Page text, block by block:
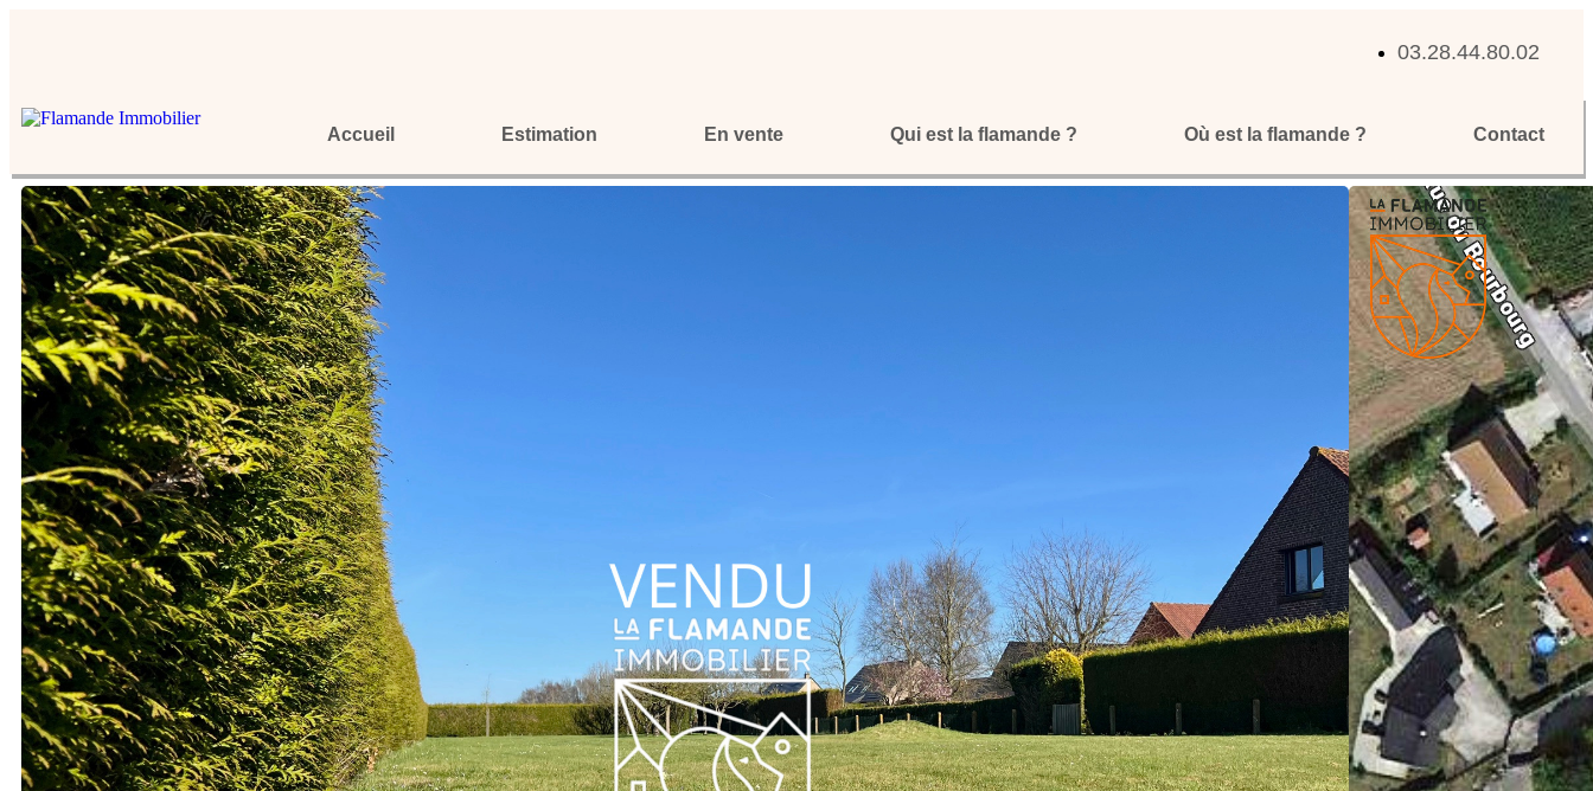
03.28.44.80.02
Accueil Estimation En vente Qui est la flamande ? Où est la flamande ? Contact